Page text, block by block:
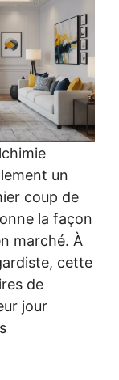
un
coup de
la façon
marché. À
cette
de
jour